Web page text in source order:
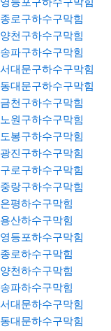
종로구하수구막힘
양천구하수구막힘
송파구하수구막힘
서대문구하수구막힘
동대문구하수구막힘
금천구하수구막힘
노원구하수구막힘
도봉구하수구막힘
광진구하수구막힘
구로구하수구막힘
중랑구하수구막힘
은평하수구막힘
용산하수구막힘
영등포하수구막힘
종로하수구막힘
양천하수구막힘
송파하수구막힘
서대문하수구막힘
동대문하수구막힘